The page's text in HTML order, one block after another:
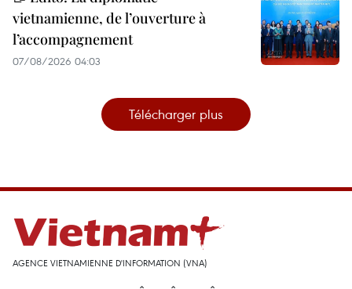
vietnamienne, de l’ouverture à
l’accompagnement
07/08/2026 04:03
Télécharger plus
AGENCE VIETNAMIENNE D'INFORMATION (VNA)